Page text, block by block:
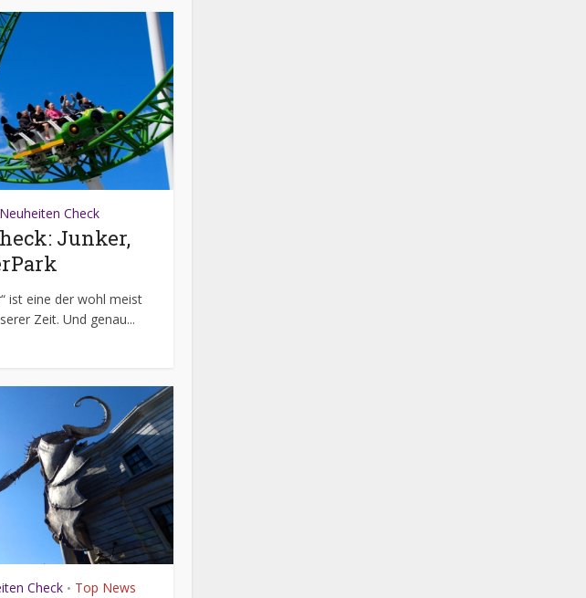
Neuheiten Check
Junker,
ist eine der wohl meist
Zeit. Und genau...
Check • Top News